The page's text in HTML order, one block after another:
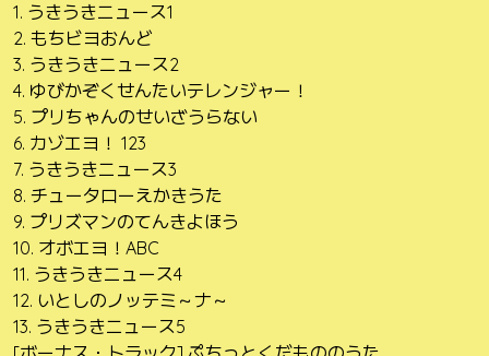
1. うきうきニュース1
2. もちビヨおんど
3. うきうきニュース2
4. ゆびかぞくせんたいテレンジャー！
5. プリちゃんのせいざうらない
6. カゾエヨ！ 123
7. うきうきニュース3
8. チュータローえかきうた
9. プリズマンのてんきよほう
10. オボエヨ！ABC
11. うきうきニュース4
12. いとしのノッテミ～ナ～
13. うきうきニュース5